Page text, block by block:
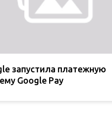
запустила платежную
Google Pay